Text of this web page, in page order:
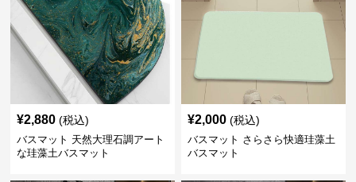
¥2,880 (税込)
バスマット 天然大理石調アート
な珪藻土バスマット
¥2,000 (税込)
バスマット さらさら快適珪藻土
バスマット